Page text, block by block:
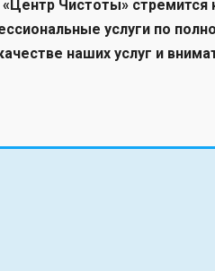
«Центр Чистоты»
услуги по
наших услуг и